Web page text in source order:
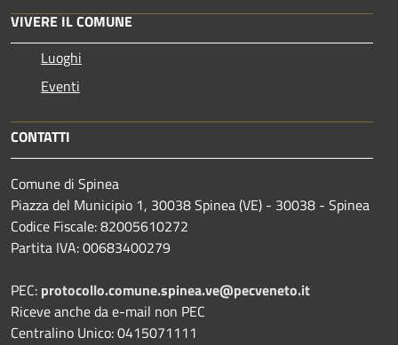
VIVERE IL COMUNE
Luoghi
Eventi
CONTATTI
Comune di Spinea
Piazza del Municipio 1, 30038 Spinea (VE) - 30038 - Spinea
Codice Fiscale: 82005610272
Partita IVA: 00683400279
PEC: protocollo.comune.spinea.ve@pecveneto.it
Riceve anche da e-mail non PEC
Centralino Unico: 0415071111